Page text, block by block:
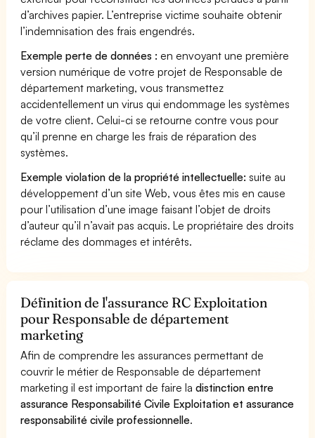
d’archives papier. L’entreprise victime souhaite obtenir
l’indemnisation des frais engendrés.
Exemple perte de données : en envoyant une première
version numérique de votre projet de Responsable de
département marketing, vous transmettez
accidentellement un virus qui endommage les systèmes
de votre client. Celui-ci se retourne contre vous pour
qu’il prenne en charge les frais de réparation des
systèmes.
Exemple violation de la propriété intellectuelle: suite au
développement d’un site Web, vous êtes mis en cause
pour l’utilisation d’une image faisant l’objet de droits
d’auteur qu’il n’avait pas acquis. Le propriétaire des droits
réclame des dommages et intérêts.
Définition de l'assurance RC Exploitation
pour Responsable de département
marketing
Afin de comprendre les assurances permettant de
couvrir le métier de Responsable de département
marketing il est important de faire ladistinction entre
assurance Responsabilité Civile Exploitation et assurance
responsabilité civile professionnelle.